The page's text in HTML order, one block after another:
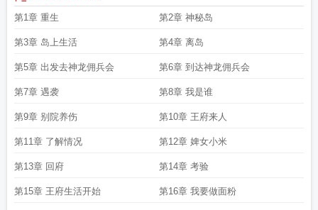
第1章 重生 第2章 神秘岛
第3章 岛上生活 第4章 离岛
第5章 出发去神龙佣兵会 第6章 到达神龙佣兵会
第7章 遇袭 第8章 我是谁
第9章 别院养伤 第10章 王府来人
第11章 了解情况 第12章 婢女小米
第13章 回府 第14章 考验
第15章 王府生活开始 第16章 我要做面粉